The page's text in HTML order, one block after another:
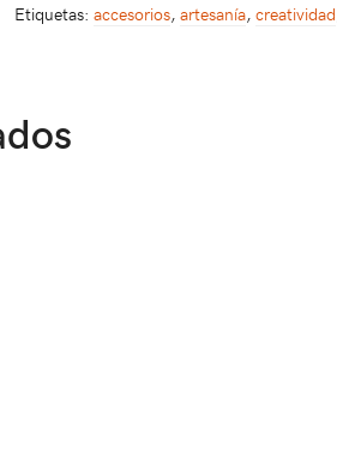
Etiquetas: accesorios, artesanía, creatividad